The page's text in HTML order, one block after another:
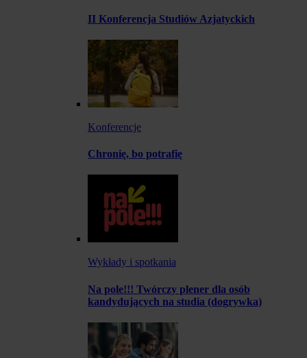
II Konferencja Studiów Azjatyckich
Konferencje
Chronię, bo potrafię
Wykłady i spotkania
Na pole!!! Twórczy plener dla osób
kandydujących na studia (dogrywka)